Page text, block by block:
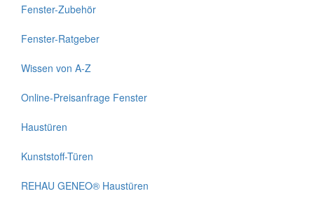
Fenster-Zubehör
Fenster-Ratgeber
Wissen von A-Z
Online-Preisanfrage Fenster
Haustüren
Kunststoff-Türen
REHAU GENEO® Haustüren